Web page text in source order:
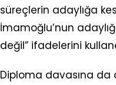
süreçlerin adaylığa
İmamoğlu’nun
değil” ifadelerini
Diploma davasına da